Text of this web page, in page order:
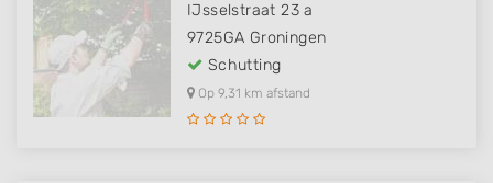
IJsselstraat 23 a
9725GA Groningen
Schutting
Op 9,31 km afstand